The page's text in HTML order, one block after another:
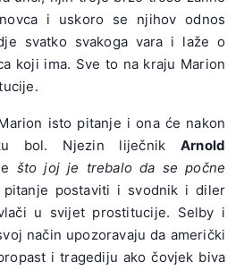
i uskoro se njihov odnos
svatko svakoga vara i laže o
koji ima. Sve to na kraju Marion
isto pitanje i ona će nakon
bol. Njezin liječnik Arnold
što joj je trebalo da se počne
postaviti i svodnik i diler
u svijet prostitucije. Selby i
način upozoravaju da američki
i tragediju ako čovjek biva